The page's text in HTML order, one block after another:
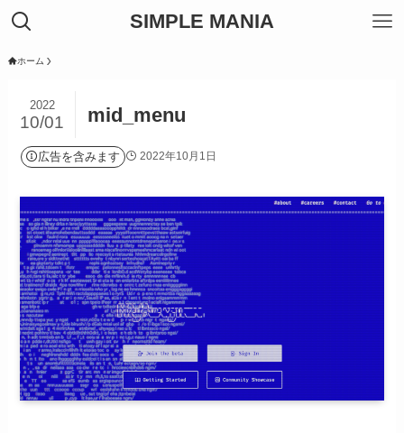
SIMPLE MANIA
ホーム
mid_menu
2022
10/01
広告を含みます 2022年10月1日